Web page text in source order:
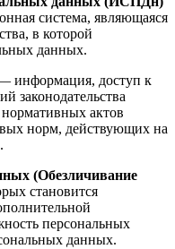
система, являющаяся
в которой
данных.
информация, доступ к
законодательства
актов
норм, действующих на
(Обезличивание
становится
персональных
данных.